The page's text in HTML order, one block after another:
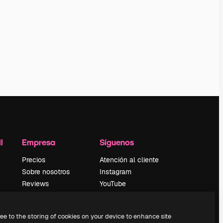
Empresa
Precios
Sobre nosotros
Reviews
búsqueda
Síguenos
Atención al cliente
Instagram
YouTube
Discord
to the storing of cookies on your device to enhance site